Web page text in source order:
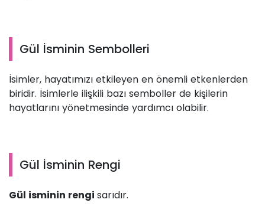
Gül İsminin Sembolleri
İsimler, hayatımızı etkileyen en önemli etkenlerden
biridir. İsimlerle ilişkili bazı semboller de kişilerin
hayatlarını yönetmesinde yardımcı olabilir.
Gül İsminin Rengi
Gül isminin rengi sarıdır.